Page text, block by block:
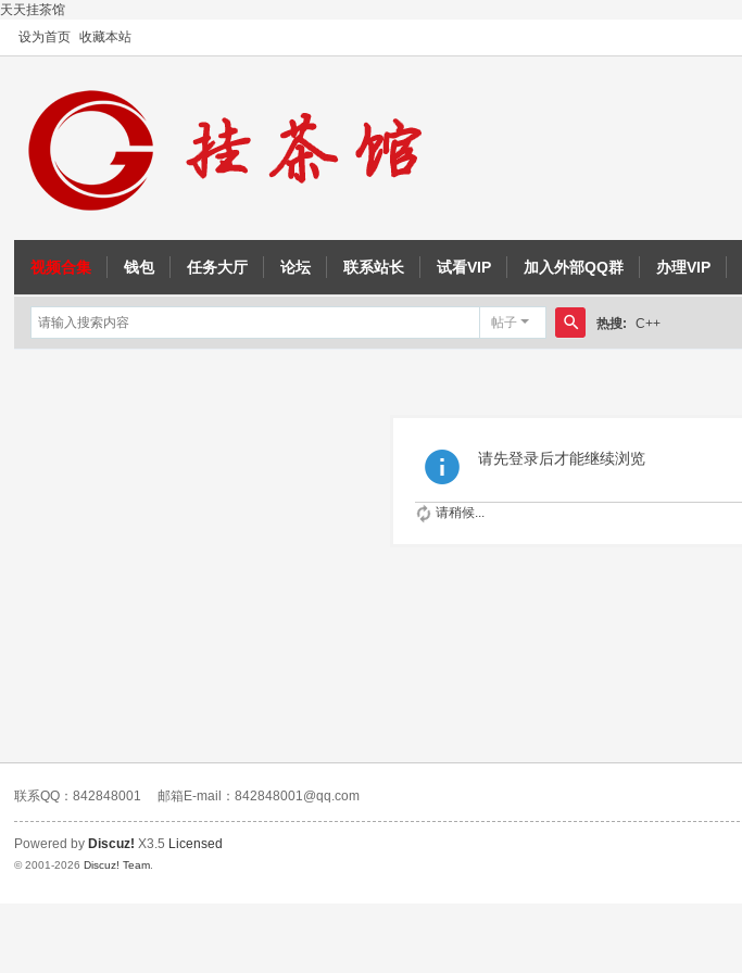
天天挂茶馆
设为首页
收藏本站
视频合集 钱包 任务大厅 论坛 联系站长 试看VIP 加入外部QQ群 办理VIP
帖子
搜
热搜: C++
请先登录后才能继续浏览
请稍候...
联系QQ：842848001 邮箱E-mail：842848001@qq.com
Powered by Discuz! X3.5 Licensed
© 2001-2026Discuz! Team